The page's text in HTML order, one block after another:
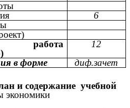
6
работа
12
в форме
диф.зачет
и содержание учебной
экономики